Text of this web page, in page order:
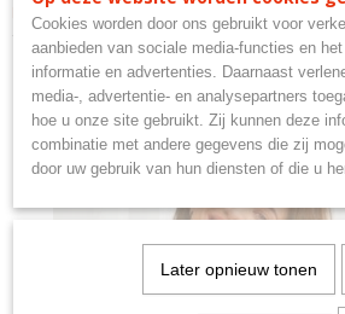
Maat: S - M - L - XL
Cookies worden door ons gebruikt voor
aanbieden van sociale media-functies en
informatie en advertenties. Daarnaast
media-, advertentie- en analysepartners
hoe u onze site gebruikt. Zij kunnen deze
combinatie met andere gegevens die zij
door uw gebruik van hun diensten of die u
Later opnieuw tonen